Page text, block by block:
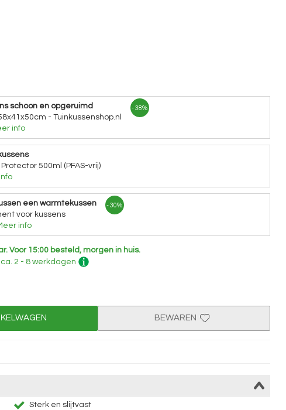
schoon en opgeruimd
- Tuinkussenshop.nl
info
- 38%
500ml (PFAS-vrij)
een warmtekussen
voor kussens
info
- 30%
Voor 15:00 besteld, morgen in huis.
ca. 2 - 8 werkdagen
BEWAREN
Sterk en slijtvast